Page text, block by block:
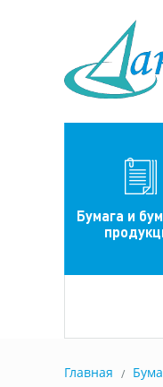
Бумага и
Главная